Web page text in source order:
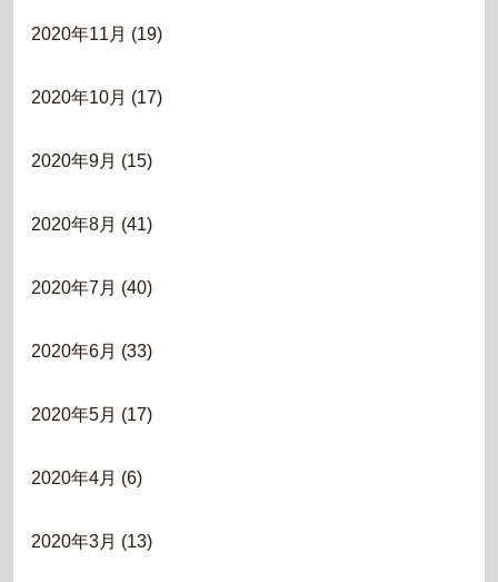
2020年11月 (19)
2020年10月 (17)
2020年9月 (15)
2020年8月 (41)
2020年7月 (40)
2020年6月 (33)
2020年5月 (17)
2020年4月 (6)
2020年3月 (13)